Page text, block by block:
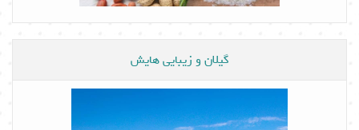
گیلان و زیبایی هایش